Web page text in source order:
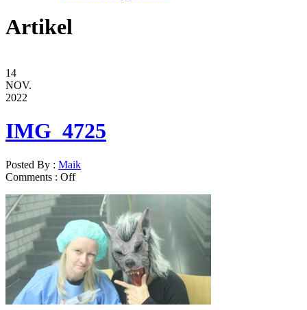
Artikel
14
NOV.
2022
IMG_4725
Posted By : Maik
Comments : Off